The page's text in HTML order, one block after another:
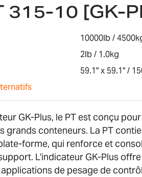
315-10 [GK-
10000lb /
2lb / 1.0kg
59.1" x 59.1" /
GK-Plus, le PT est conçu
grands conteneurs. La PT
forme, qui renforce et
L'indicateur GK-Plus
de pesage de